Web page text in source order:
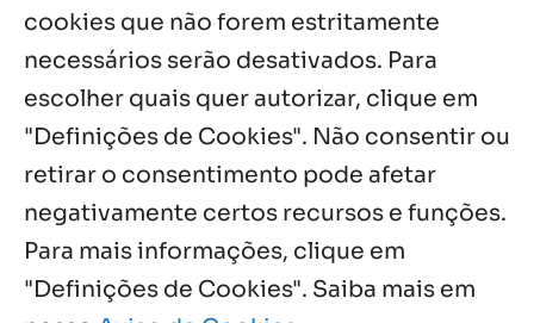
cookies que não forem estritamente
necessários serão desativados. Para
escolher quais quer autorizar, clique em
"Definições de Cookies". Não consentir ou
retirar o consentimento pode afetar
negativamente certos recursos e funções.
Para mais informações, clique em
"Definições de Cookies". Saiba mais em
Notícias por Categoria